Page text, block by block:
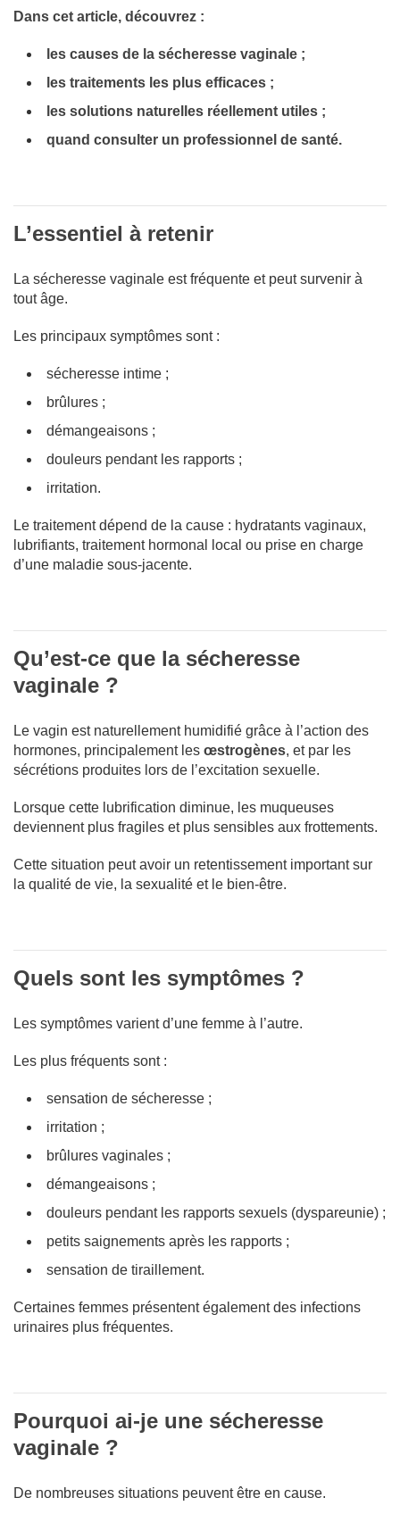
Dans cet article, découvrez :
les causes de la sécheresse vaginale ;
les traitements les plus efficaces ;
les solutions naturelles réellement utiles ;
quand consulter un professionnel de santé.
L’essentiel à retenir
La sécheresse vaginale est fréquente et peut survenir à
tout âge.
Les principaux symptômes sont :
sécheresse intime ;
brûlures ;
démangeaisons ;
douleurs pendant les rapports ;
irritation.
Le traitement dépend de la cause : hydratants vaginaux,
lubrifiants, traitement hormonal local ou prise en charge
d’une maladie sous-jacente.
Qu’est-ce que la sécheresse
vaginale ?
Le vagin est naturellement humidifié grâce à l’action des
hormones, principalement les œstrogènes, et par les
sécrétions produites lors de l’excitation sexuelle.
Lorsque cette lubrification diminue, les muqueuses
deviennent plus fragiles et plus sensibles aux frottements.
Cette situation peut avoir un retentissement important sur
la qualité de vie, la sexualité et le bien-être.
Quels sont les symptômes ?
Les symptômes varient d’une femme à l’autre.
Les plus fréquents sont :
sensation de sécheresse ;
irritation ;
brûlures vaginales ;
démangeaisons ;
douleurs pendant les rapports sexuels (dyspareunie) ;
petits saignements après les rapports ;
sensation de tiraillement.
Certaines femmes présentent également des infections
urinaires plus fréquentes.
Pourquoi ai-je une sécheresse
vaginale ?
De nombreuses situations peuvent être en cause.